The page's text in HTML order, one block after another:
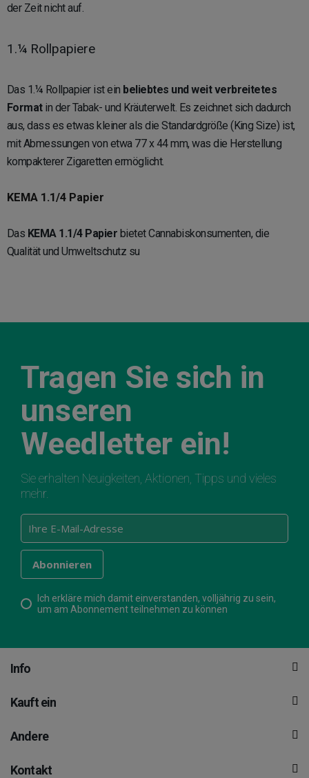
der Zeit nicht auf.
1.¼ Rollpapiere
Das 1.¼ Rollpapier ist ein beliebtes und weit verbreitetes
Formatin der Tabak- und Kräuterwelt. Es zeichnet sich dadurch
aus, dass es etwas kleiner als die Standardgröße (King Size) ist,
mit Abmessungen von etwa 77 x 44 mm, was die Herstellung
kompakterer Zigaretten ermöglicht.
KEMA 1.1/4 Papier
Das KEMA 1.1/4 Papier bietet Cannabiskonsumenten, die
Qualität und Umweltschutz su
Tragen Sie sich in
unseren
Weedletter ein!
Sie erhalten Neuigkeiten, Aktionen, Tipps und vieles
mehr.
Ich erkläre mich damit einverstanden, volljährig zu sein,
um am Abonnement teilnehmen zu können
Info
Kauft ein
Andere
Kontakt